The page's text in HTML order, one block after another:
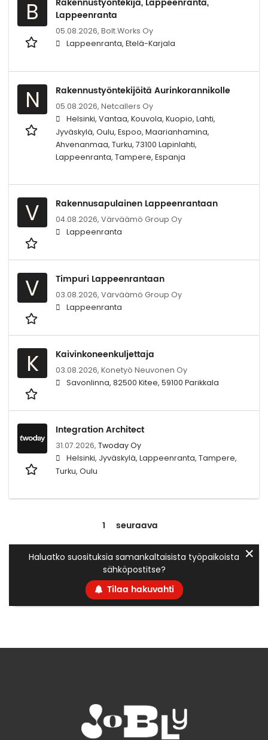
B
Lappeenranta
05.08.2026, Bolt.Works Oy
Lappeenranta, Etelä-Karjala
N Rakennustyöntekijöitä Aurinkorannikolle
05.08.2026, Netcallers Oy
Helsinki, Vantaa, Kouvola, Kuopio, Lahti,
Jyväskylä, Oulu, Espoo, Maarianhamina,
Ahvenanmaa, Turku, 73100 Lapinlahti,
Lappeenranta, Tampere, Espanja
V Rakennusapulainen Lappeenrantaan
04.08.2026, Värväämö Group Oy
Lappeenranta
V Timpuri Lappeenrantaan
03.08.2026, Värväämö Group Oy
Lappeenranta
K Kaivinkoneenkuljettaja
03.08.2026, Konetyö Neuvonen Oy
Savonlinna, 82500 Kitee, 59100 Parikkala
Integration Architect
31.07.2026, Twoday Oy
Helsinki, Jyväskylä, Lappeenranta, Tampere,
Turku, Oulu
1 seuraava
Haluatko suosituksia samankaltaisista työpaikoista
sähköpostitse?
Tilaa hakuvahti
✕